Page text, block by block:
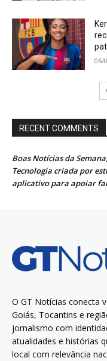
06/
RECENT COMMENTS
Boas Notícias da
Tecnologia criada por
aplicativo para apoiar
O GT Notícias conecta
Goiás, Tocantins e
jornalismo com
atualidades e histórias
local com relevância